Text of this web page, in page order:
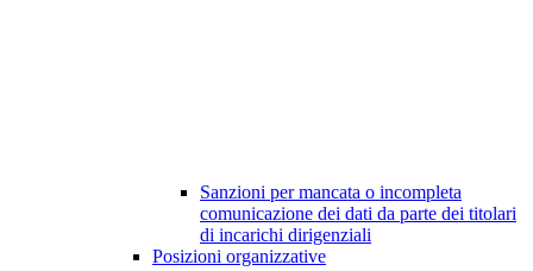
Sanzioni per mancata o incompleta
comunicazione dei dati da parte dei titolari
di incarichi dirigenziali
Posizioni organizzative